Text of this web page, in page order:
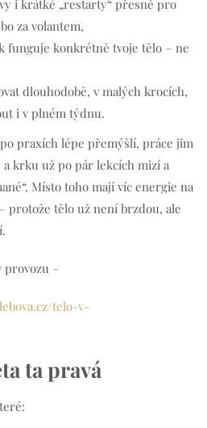
i krátké „restarty“ přesně pro
za volantem,
funguje konkrétně tvoje tělo – ne
dlouhodobě, v malých krocích,
i v plném týdnu.
praxích lépe přemýšlí, práce jim
a krku už po pár lekcích mizí a
Místo toho mají víc energie na
protože tělo už není brzdou, ale
provozu –
telo-v-
ta pravá